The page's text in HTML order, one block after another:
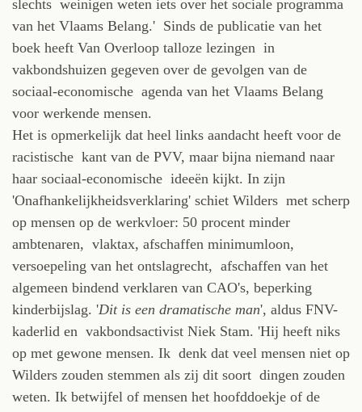
slechts weinigen weten iets over het sociale programma
van het Vlaams Belang.' Sinds de publicatie van het
boek heeft Van Overloop talloze lezingen in
vakbondshuizen gegeven over de gevolgen van de
sociaal-economische agenda van het Vlaams Belang
voor werkende mensen.
Het is opmerkelijk dat heel links aandacht heeft voor de
racistische kant van de PVV, maar bijna niemand naar
haar sociaal-economische ideeën kijkt. In zijn
'Onafhankelijkheidsverklaring' schiet Wilders met scherp
op mensen op de werkvloer: 50 procent minder
ambtenaren, vlaktax, afschaffen minimumloon,
versoepeling van het ontslagrecht, afschaffen van het
algemeen bindend verklaren van CAO's, beperking
kinderbijslag. 'Dit is een dramatische man', aldus FNV-
kaderlid en vakbondsactivist Niek Stam. 'Hij heeft niks
op met gewone mensen. Ik denk dat veel mensen niet op
Wilders zouden stemmen als zij dit soort dingen zouden
weten. Ik betwijfel of mensen het hoofddoekje of de